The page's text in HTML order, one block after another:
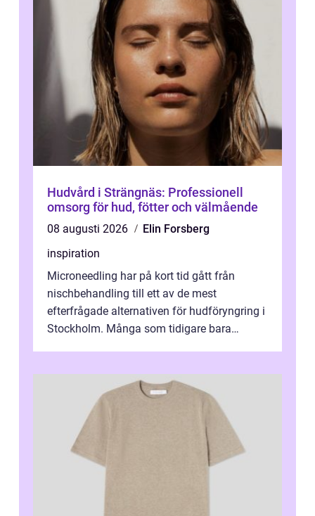
Hudvård i Strängnäs: Professionell
omsorg för hud, fötter och välmående
08 augusti 2026
Elin Forsberg
inspiration
Microneedling har på kort tid gått från
nischbehandling till ett av de mest
efterfrågade alternativen för hudföryngring i
Stockholm. Många som tidigare bara